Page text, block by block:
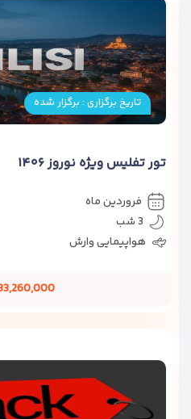
تاریخ برگزاری : برگزار شده
تور تفلیس ویژه نوروز ۱۴۰۶
فروردین ماه
3 شب
هواپیمایی وارش